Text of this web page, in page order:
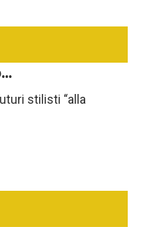
stilisti “alla